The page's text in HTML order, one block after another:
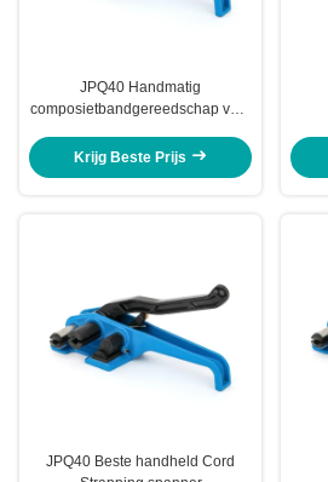
JPQ40 Handmatig
composietbandgereedschap voor
Krijg Beste Prijs
JPQ40 Beste handheld Cord